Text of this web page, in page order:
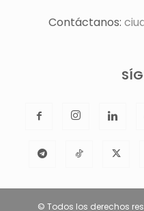
Contáctanos:
© Todos los derechos